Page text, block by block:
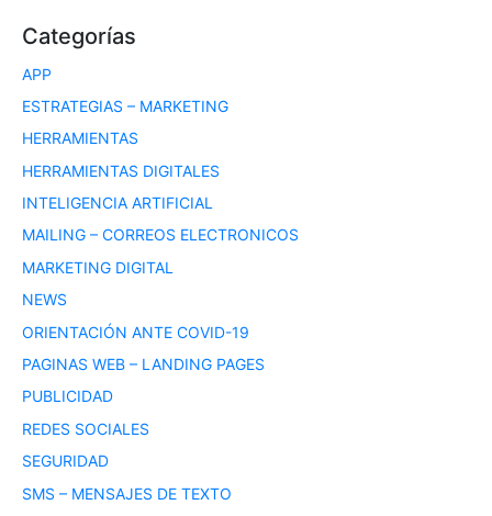
Categorías
APP
ESTRATEGIAS – MARKETING
HERRAMIENTAS
HERRAMIENTAS DIGITALES
INTELIGENCIA ARTIFICIAL
MAILING – CORREOS ELECTRONICOS
MARKETING DIGITAL
NEWS
ORIENTACIÓN ANTE COVID-19
PAGINAS WEB – LANDING PAGES
PUBLICIDAD
REDES SOCIALES
SEGURIDAD
SMS – MENSAJES DE TEXTO